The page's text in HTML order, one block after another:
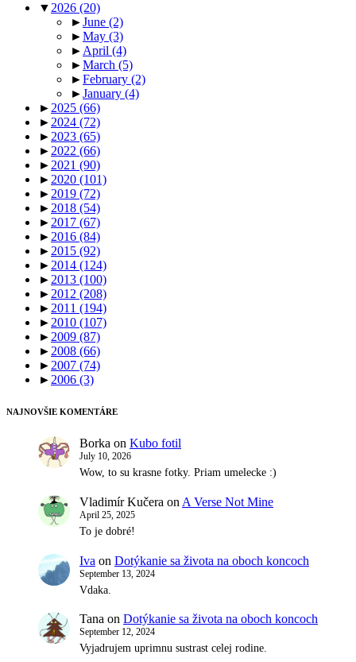
▼2026 (20)
►June (2)
►May (3)
►April (4)
►March (5)
►February (2)
►January (4)
►2025 (66)
►2024 (72)
►2023 (65)
►2022 (66)
►2021 (90)
►2020 (101)
►2019 (72)
►2018 (54)
►2017 (67)
►2016 (84)
►2015 (92)
►2014 (124)
►2013 (100)
►2012 (208)
►2011 (194)
►2010 (107)
►2009 (87)
►2008 (66)
►2007 (74)
►2006 (3)
NAJNOVŠIE KOMENTÁRE
Borka on Kubo fotil
July 10, 2026
Wow, to su krasne fotky. Priam umelecke :)
Vladimír Kučera on A Verse Not Mine
April 25, 2025
To je dobré!
Iva on Dotýkanie sa života na oboch koncoch
September 13, 2024
Vdaka.
Tana on Dotýkanie sa života na oboch koncoch
September 12, 2024
Vyjadrujem uprimnu sustrast celej rodine.